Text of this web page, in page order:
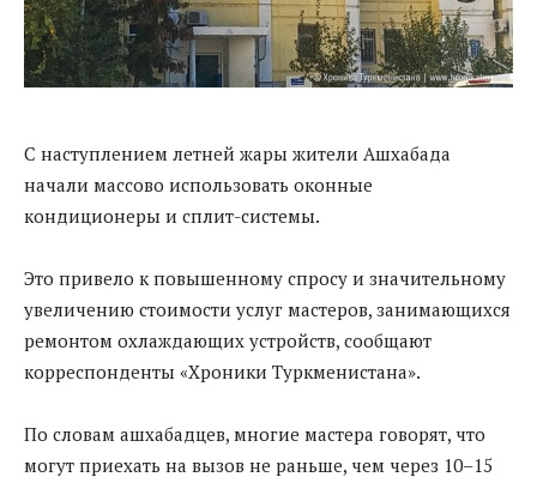
С наступлением летней жары жители Ашхабада
начали массово использовать оконные
кондиционеры и сплит-системы.
Это привело к повышенному спросу и значительному
увеличению стоимости услуг мастеров, занимающихся
ремонтом охлаждающих устройств, сообщают
корреспонденты «Хроники Туркменистана».
По словам ашхабадцев, многие мастера говорят, что
могут приехать на вызов не раньше, чем через 10–15